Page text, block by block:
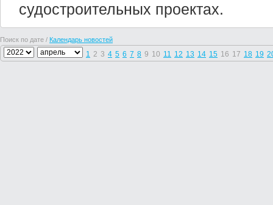
судостроительных проектах.
Поиск по дате / Календарь новостей
1 2 3 4 5 6 7 8 9 10 11 12 13 14 15 16 17 18 19